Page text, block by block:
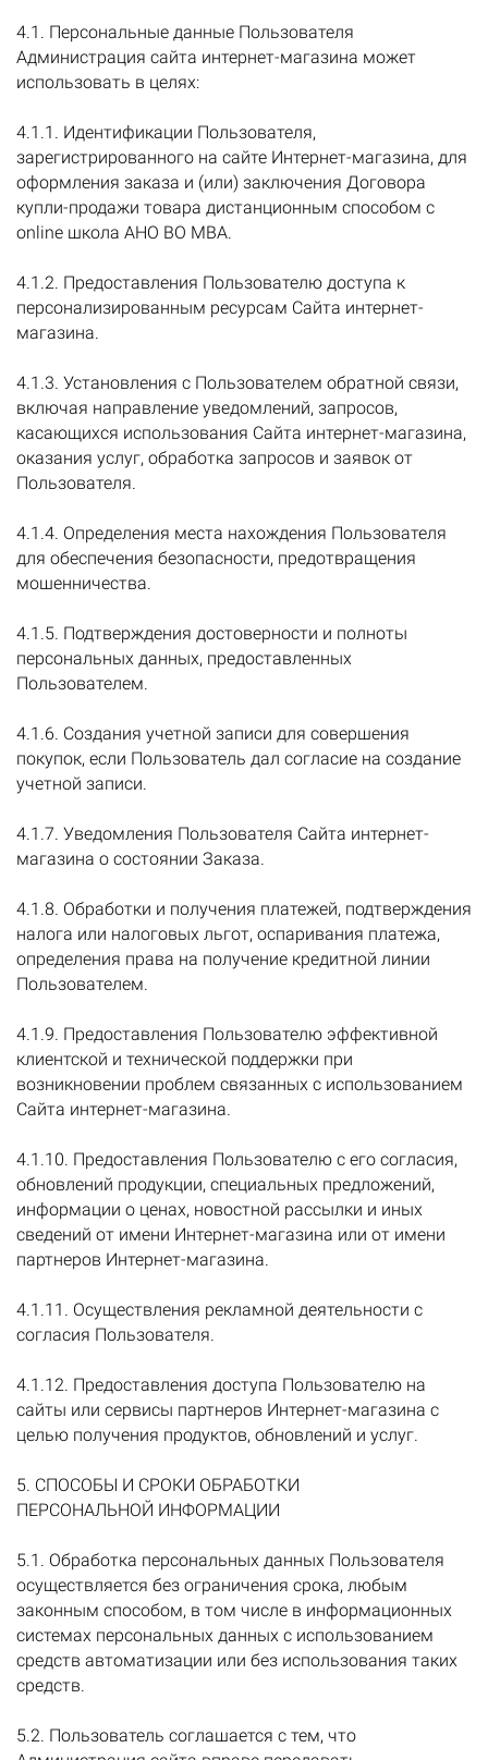
4.1. Персональные данные Пользователя
Администрация сайта интернет-магазина может
использовать в целях:
4.1.1. Идентификации Пользователя,
зарегистрированного на сайте Интернет-магазина, для
оформления заказа и (или) заключения Договора
купли-продажи товара дистанционным способом с
online школа АНО ВО МВА.
4.1.2. Предоставления Пользователю доступа к
персонализированным ресурсам Сайта интернет-
магазина.
4.1.3. Установления с Пользователем обратной связи,
включая направление уведомлений, запросов,
касающихся использования Сайта интернет-магазина,
оказания услуг, обработка запросов и заявок от
Пользователя.
4.1.4. Определения места нахождения Пользователя
для обеспечения безопасности, предотвращения
мошенничества.
4.1.5. Подтверждения достоверности и полноты
персональных данных, предоставленных
Пользователем.
4.1.6. Создания учетной записи для совершения
покупок, если Пользователь дал согласие на создание
учетной записи.
4.1.7. Уведомления Пользователя Сайта интернет-
магазина о состоянии Заказа.
4.1.8. Обработки и получения платежей, подтверждения
налога или налоговых льгот, оспаривания платежа,
определения права на получение кредитной линии
Пользователем.
4.1.9. Предоставления Пользователю эффективной
клиентской и технической поддержки при
возникновении проблем связанных с использованием
Сайта интернет-магазина.
4.1.10. Предоставления Пользователю с его согласия,
обновлений продукции, специальных предложений,
информации о ценах, новостной рассылки и иных
сведений от имени Интернет-магазина или от имени
партнеров Интернет-магазина.
4.1.11. Осуществления рекламной деятельности с
согласия Пользователя.
4.1.12. Предоставления доступа Пользователю на
сайты или сервисы партнеров Интернет-магазина с
целью получения продуктов, обновлений и услуг.
5. СПОСОБЫ И СРОКИ ОБРАБОТКИ
ПЕРСОНАЛЬНОЙ ИНФОРМАЦИИ
5.1. Обработка персональных данных Пользователя
осуществляется без ограничения срока, любым
законным способом, в том числе в информационных
системах персональных данных с использованием
средств автоматизации или без использования таких
средств.
5.2. Пользователь соглашается с тем, что